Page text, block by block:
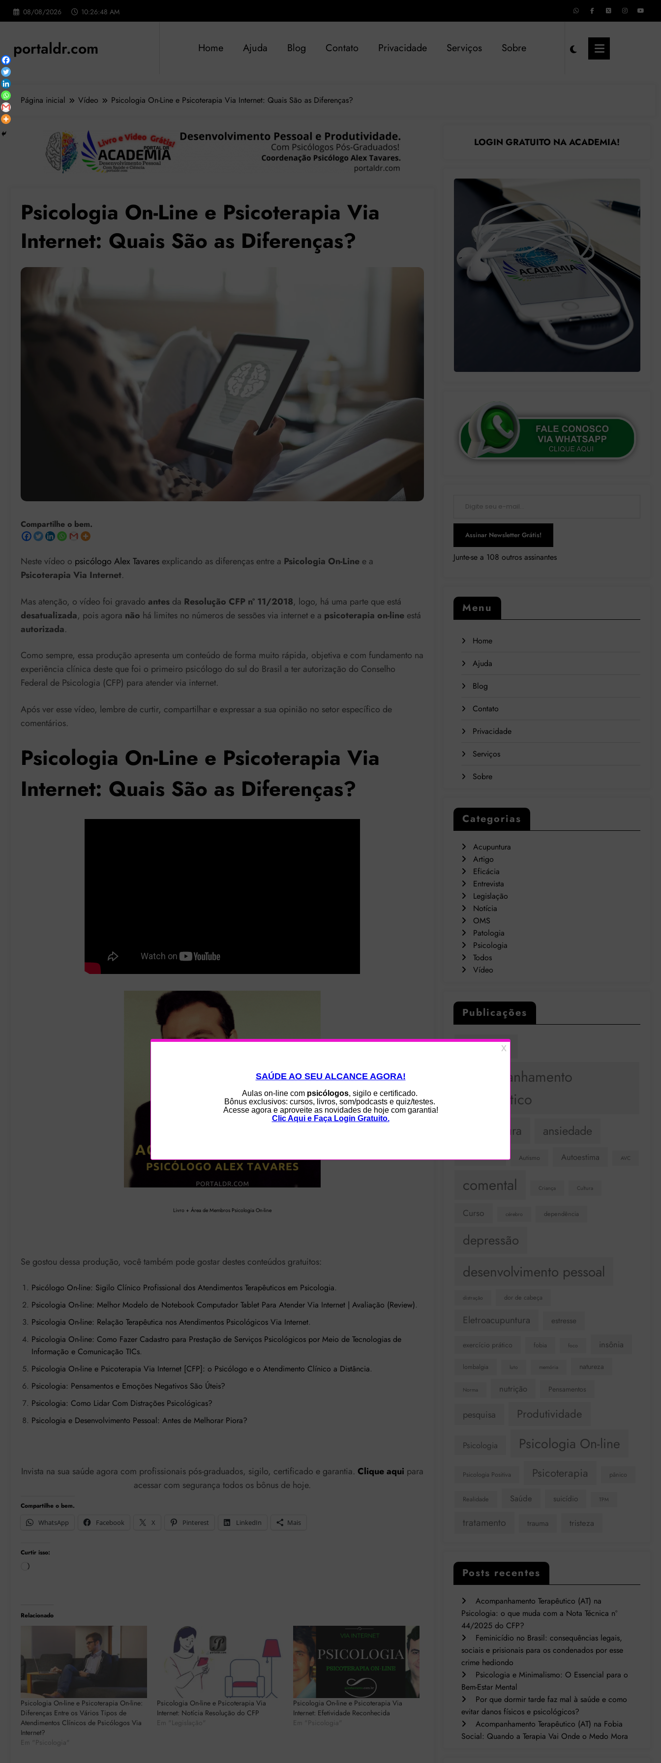
Pular
para
08/08/2026 10:26:49 AM
portaldr.com Home Ajuda Blog Contato Privacidade Serviços Sobre
Página inicial Vídeo Psicologia On-Line e Psicoterapia Via Internet: Quais São as Diferenças?
Psicologia On-Line e Psicoterapia Via
Internet: Quais São as Diferenças?
Compartilhe o bem.
Neste vídeo o psicólogo Alex Tavares explicando as diferenças entre a Psicologia On-Line e a
Psicoterapia Via Internet.
Mas atenção, o vídeo foi gravado antes da Resolução CFP nº 11/2018, logo, há uma parte que está
desatualizada, pois agora não há limites no números de sessões via internet e a psicoterapia on-line está
autorizada.
Como sempre, essa produção apresenta um conteúdo de forma muito rápida, objetiva e com fundamento na
experiência clínica deste que foi o primeiro psicólogo do sul do Brasil a ter autorização do Conselho
Federal de Psicologia (CFP) para atender via internet.
Após ver esse vídeo, lembre de curtir, compartilhar e expressar a sua opinião no setor específico de
comentários.
Psicologia On-Line e Psicoterapia Via
Internet: Quais São as Diferenças?
Livro + Área de Membros Psicologia On-line
Se gostou dessa produção, você também pode gostar destes conteúdos gratuitos:
Psicólogo On-line: Sigilo Clínico Profissional dos Atendimentos Terapêuticos em Psicologia.
Psicologia On-line: Melhor Modelo de Notebook Computador Tablet Para Atender Via Internet | Avaliação (Review).
Psicologia On-line: Relação Terapêutica nos Atendimentos Psicológicos Via Internet.
Psicologia On-line: Como Fazer Cadastro para Prestação de Serviços Psicológicos por Meio de Tecnologias de
Informação e Comunicação TICs.
Psicologia On-line e Psicoterapia Via Internet [CFP]: o Psicólogo e o Atendimento Clínico a Distância.
Psicologia: Pensamentos e Emoções Negativos São Úteis?
Psicologia: Como Lidar Com Distrações Psicológicas?
Psicologia e Desenvolvimento Pessoal: Antes de Melhorar Piora?
Invista na sua saúde agora com profissionais pós-graduados, sigilo, certificado e garantia. Clique aqui para
acessar com segurança todos os bônus de hoje.
Compartilhe o bem.
WhatsApp
Facebook X Pinterest LinkedIn Mais
Curtir isso:
Carregando...
Relacionado
Psicologia On-line e Psicoterapia On-line:
Diferenças Entre os Vários Tipos de
Atendimentos Clínicos de Psicólogos Via
Internet?
Em "Psicologia"
Psicologia On-line e Psicoterapia Via
Internet: Notícia Resolução do CFP
Em "Legislação"
Psicologia On-line e Psicoterapia Via
Internet: Efetividade Reconhecida
Em "Psicologia"
LOGIN GRATUITO NA ACADEMIA!
Assinar Newsletter Grátis!
Junte-se a 108 outros assinantes
Menu
Home
Ajuda
Blog
Contato
Privacidade
Serviços
Sobre
Categorias
Acupuntura
Artigo
Eficácia
Entrevista
Legislação
Notícia
OMS
Patologia
Psicologia
Todos
Vídeo
Publicações
Academia
Acompanhamento
Terapêutico
Acupuntura ansiedade
Atividade Física Autismo Autoestima AVC
comental Criança Cultura
Curso cérebro dependência
depressão
desenvolvimento pessoal
distração dor de cabeça
Eletroacupuntura estresse
exercício prático fobia foco insônia
lombalgia luto memória natureza
Norma nutrição Pensamentos
pesquisa Produtividade
Psicologia Psicologia On-line
Psicologia Positiva Psicoterapia pânico
Realidade Saúde suicídio TPM
tratamento trauma tristeza
Posts recentes
Acompanhamento Terapêutico (AT) na
Psicologia: o que muda com a Nota Técnica nº
44/2025 do CFP?
Feminicídio no Brasil: consequências legais,
sociais e prisionais para os condenados por esse
crime hediondo
Psicologia e Minimalismo: O Essencial para o
Bem-Estar Mental
Por que dormir tarde faz mal à saúde e como
evitar danos físicos e psicológicos?
Acompanhamento Terapêutico (AT) na Fobia
Social: Quando a Terapia Vai Onde o Medo Mora